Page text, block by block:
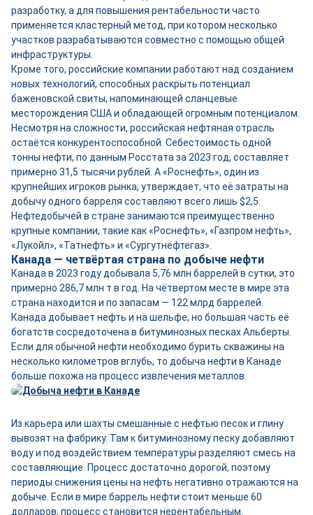
разработку, а для повышения рентабельности часто
применяется кластерный метод, при котором несколько
участков разрабатываются совместно с помощью общей
инфраструктуры.
Кроме того, российские компании работают над созданием
новых технологий, способных раскрыть потенциал
баженовской свиты, напоминающей сланцевые
месторождения США и обладающей огромным потенциалом.
Несмотря на сложности, российская нефтяная отрасль
остаётся конкурентоспособной. Себестоимость одной
тонны нефти, по данным Росстата за 2023 год, составляет
примерно 31,5 тысячи рублей. А «Роснефть», один из
крупнейших игроков рынка, утверждает, что её затраты на
добычу одного барреля составляют всего лишь $2,5.
Нефтедобычей в стране занимаются преимущественно
крупные компании, такие как «Роснефть», «Газпром нефть»,
«Лукойл», «Татнефть» и «Сургутнефтегаз».
Канада — четвёртая страна по добыче нефти
Канада в 2023 году добывала 5,76 млн баррелей в сутки, это
примерно 286,7 млн т в год. На чётвертом месте в мире эта
страна находится и по запасам — 122 млрд баррелей.
Канада добывает нефть и на шельфе, но большая часть её
богатств сосредоточена в битуминозных песках Альберты.
Если для обычной нефти необходимо бурить скважины на
несколько километров вглубь, то добыча нефти в Канаде
больше похожа на процесс извлечения металлов.
Из карьера или шахты смешанные с нефтью песок и глину
вывозят на фабрику. Там к битуминозному песку добавляют
воду и под воздействием температуры разделяют смесь на
составляющие. Процесс достаточно дорогой, поэтому
периоды снижения цены на нефть негативно отражаются на
добыче. Если в мире баррель нефти стоит меньше 60
долларов, процесс становится нерентабельным.